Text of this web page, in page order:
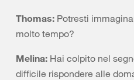
Thomas: Potresti
molto tempo?
Melina: Hai colpito nel
difficile rispondere alle